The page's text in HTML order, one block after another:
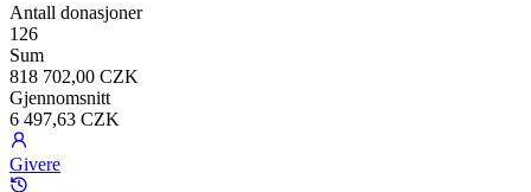
Antall donasjoner
126
Sum
818 702,00 CZK
Gjennomsnitt
6 497,63 CZK
Givere